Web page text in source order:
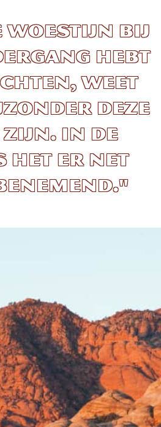
woestijn bij
hebt
weet
deze
In de
het er net